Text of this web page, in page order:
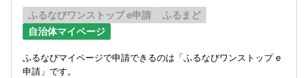
ふるなびワンストップ e申請
ふるまど
自治体マイページ
ふるなびマイページで申請できるのは「ふるなびワンストップ e
申請」です。